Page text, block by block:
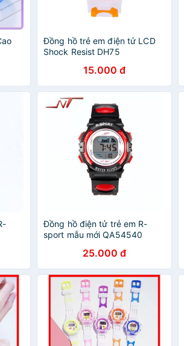
Đồng hồ trẻ em điện tử LCD
Shock Resist DH75
15.000 đ
Đồng hồ điện tử trẻ em R-
sport mẫu mới QA54540
25.000 đ